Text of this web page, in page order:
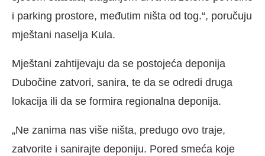
i parking prostore, međutim ništa od tog.“, poručuju
mještani naselja Kula.
Mještani zahtijevaju da se postojeća deponija
Dubočine zatvori, sanira, te da se odredi druga
lokacija ili da se formira regionalna deponija.
„Ne zanima nas više ništa, predugo ovo traje,
zatvorite i sanirajte deponiju. Pored smeća koje